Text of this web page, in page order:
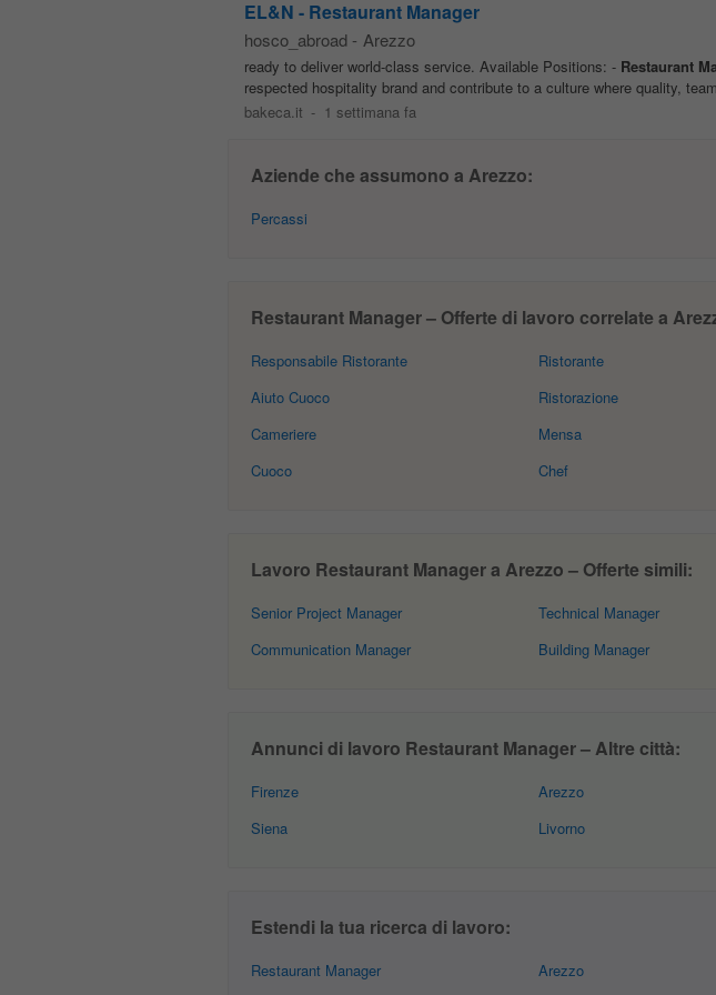
EL&N - Restaurant Manager
hosco_abroad - Arezzo
ready to deliver world-class service. Available Positions: - Restaurant
respected hospitality brand and contribute to a culture where quality,
bakeca.it - 1 settimana fa
Aziende che assumono a Arezzo:
Percassi
Restaurant Manager – Offerte di lavoro correlate a
Responsabile Ristorante
Aiuto Cuoco
Cameriere
Cuoco
Ristorante
Ristorazione
Mensa
Chef
Lavoro Restaurant Manager a Arezzo – Offerte simili:
Senior Project Manager
Communication Manager
Technical Manager
Building Manager
Annunci di lavoro Restaurant Manager – Altre città:
Firenze
Siena
Arezzo
Livorno
Estendi la tua ricerca di lavoro:
Restaurant Manager Arezzo